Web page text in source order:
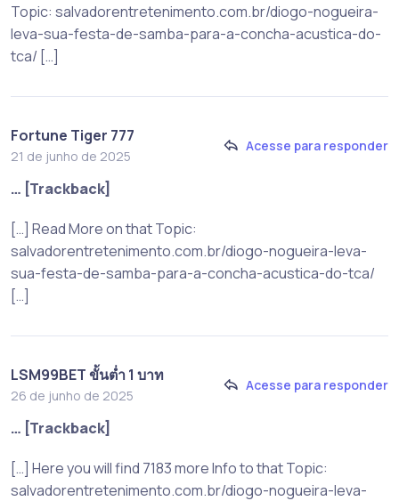
Topic: salvadorentretenimento.com.br/diogo-nogueira-
leva-sua-festa-de-samba-para-a-concha-acustica-do-
tca/ […]
Fortune Tiger 777
21 de junho de 2025
Acesse para responder
… [Trackback]
[…] Read More on that Topic:
salvadorentretenimento.com.br/diogo-nogueira-leva-
sua-festa-de-samba-para-a-concha-acustica-do-tca/
[…]
LSM99BET ขั้นต่ำ 1 บาท
26 de junho de 2025
Acesse para responder
… [Trackback]
[…] Here you will find 7183 more Info to that Topic:
salvadorentretenimento.com.br/diogo-nogueira-leva-